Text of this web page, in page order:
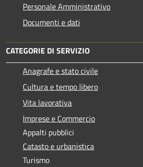
Personale Amministrativo
Documenti e dati
CATEGORIE DI SERVIZIO
Anagrafe e stato civile
Cultura e tempo libero
Vita lavorativa
Imprese e Commercio
Appalti pubblici
Catasto e urbanistica
Turismo